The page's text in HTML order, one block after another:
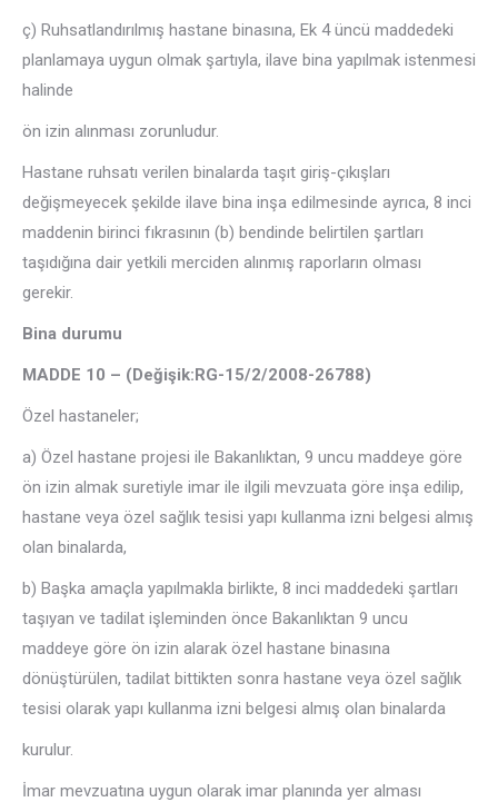
ç) Ruhsatlandırılmış hastane binasına, Ek 4 üncü maddedeki
planlamaya uygun olmak şartıyla, ilave bina yapılmak istenmesi
halinde
ön izin alınması zorunludur.
Hastane ruhsatı verilen binalarda taşıt giriş-çıkışları
değişmeyecek şekilde ilave bina inşa edilmesinde ayrıca, 8 inci
maddenin birinci fıkrasının (b) bendinde belirtilen şartları
taşıdığına dair yetkili merciden alınmış raporların olması
gerekir.
Bina durumu
MADDE 10 – (Değişik:RG-15/2/2008-26788)
Özel hastaneler;
a) Özel hastane projesi ile Bakanlıktan, 9 uncu maddeye göre
ön izin almak suretiyle imar ile ilgili mevzuata göre inşa edilip,
hastane veya özel sağlık tesisi yapı kullanma izni belgesi almış
olan binalarda,
b) Başka amaçla yapılmakla birlikte, 8 inci maddedeki şartları
taşıyan ve tadilat işleminden önce Bakanlıktan 9 uncu
maddeye göre ön izin alarak özel hastane binasına
dönüştürülen, tadilat bittikten sonra hastane veya özel sağlık
tesisi olarak yapı kullanma izni belgesi almış olan binalarda
kurulur.
İmar mevzuatına uygun olarak imar planında yer alması